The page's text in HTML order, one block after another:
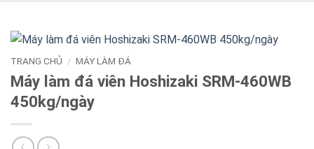
Sản phẩm
Thương hiệu
Bảng giá 2026
TRANG CHỦ / MÁY LÀM ĐÁ
Máy làm đá viên Hoshizaki SRM-460WB
450kg/ngày